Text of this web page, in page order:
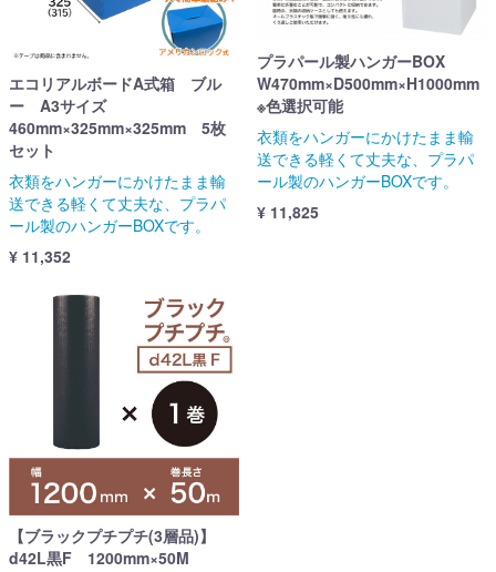
エコリアルボードA式箱 ブル
ー A3サイズ
460mm×325mm×325mm 5枚
セット
衣類をハンガーにかけたまま輸
送できる軽くて丈夫な、プラパ
ール製のハンガーBOXです。
¥ 11,352
プラパール製ハンガーBOX
W470mm×D500mm×H1000mm
※色選択可能
衣類をハンガーにかけたまま輸
送できる軽くて丈夫な、プラパ
ール製のハンガーBOXです。
¥ 11,825
【ブラックプチプチ(3層品)】
d42L黒F 1200mm×50M